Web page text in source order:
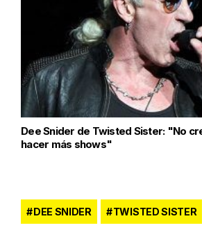
Dee Snider de Twisted Sister: "No
hacer más shows"
DEE SNIDER TWISTED SISTER